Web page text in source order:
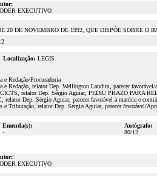
EXECUTIVO
20 DE NOVEMBRO DE 1992, QUE DISPÕE SOBRE O
Localização: LEGIS
Redação/Procuradoria
Redação, relator Dep. Wellington Landim, parecer favorável/
relator Dep. Sérgio Aguiar, PEDIU PRAZO PARA
Dep. Sérgio Aguiar, parecer favorável à matéria e
Tributação, relator Dep. Sérgio Aguiar, parecer favorável/
Emenda(s):
-
Autógrafo:
80/12
EXECUTIVO